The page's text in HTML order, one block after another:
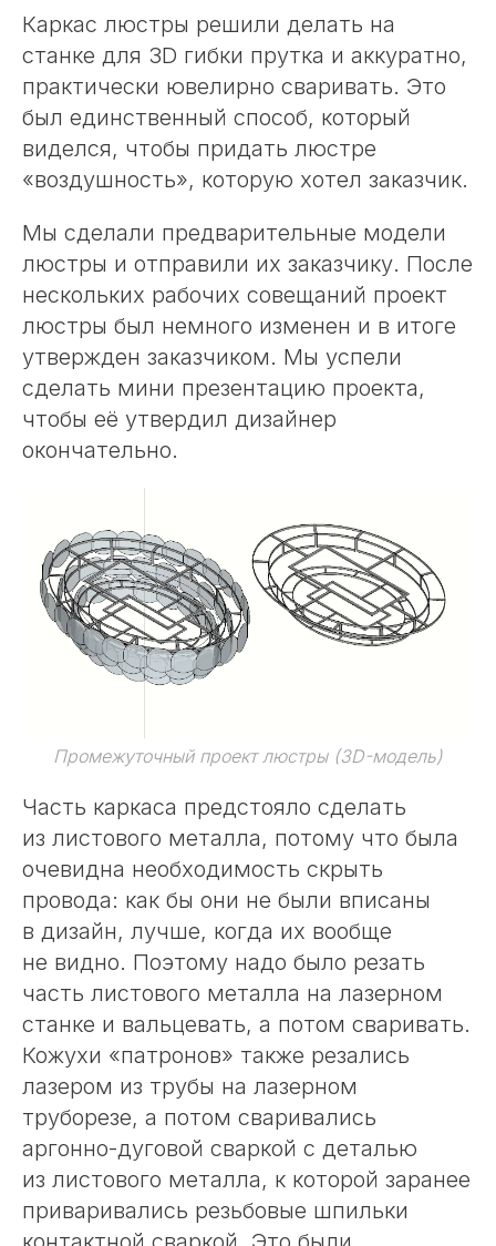
Каркас люстры решили делать на
станке для 3D гибки прутка и аккуратно,
практически ювелирно сваривать. Это
был единственный способ, который
виделся, чтобы придать люстре
«воздушность», которую хотел заказчик.
Мы сделали предварительные модели
люстры и отправили их заказчику. После
нескольких рабочих совещаний проект
люстры был немного изменен и в итоге
утвержден заказчиком. Мы успели
сделать мини презентацию проекта,
чтобы её утвердил дизайнер
окончательно.
Промежуточный проект люстры (3D-модель)
Часть каркаса предстояло сделать
из листового металла, потому что была
очевидна необходимость скрыть
провода: как бы они не были вписаны
в дизайн, лучше, когда их вообще
не видно. Поэтому надо было резать
часть листового металла на лазерном
станке и вальцевать, а потом сваривать.
Кожухи «патронов» также резались
лазером из трубы на лазерном
труборезе, а потом сваривались
аргонно-дуговой сваркой с деталью
из листового металла, к которой заранее
приваривались резьбовые шпильки